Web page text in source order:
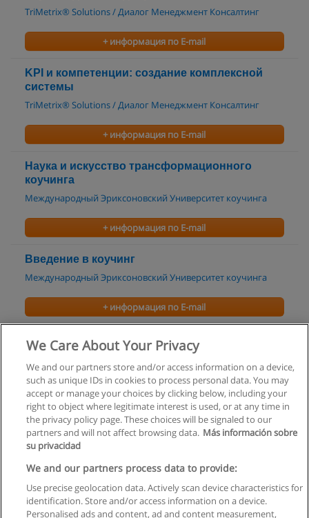
TriMetrix® Solutions / Диалог Менеджмент Консалтинг
+ информация по E-mail
KPI и компетенции: создание комплексной
системы
TriMetrix® Solutions / Диалог Менеджмент Консалтинг
+ информация по E-mail
Наука и искусство трансформационного
коучинга
Международный Эриксоновский Университет коучинга
+ информация по E-mail
Введение в коучинг
Международный Эриксоновский Университет коучинга
+ информация по E-mail
Коучинг команд
Международный Эриксоновский Университет коучинга
+ информация по E-mail
Правила пользования
Конфиденциальность информации
We Care About Your Privacy
We and our partners store and/or access information on a device,
such as unique IDs in cookies to process personal data. You may
accept or manage your choices by clicking below, including your
right to object where legitimate interest is used, or at any time in
the privacy policy page. These choices will be signaled to our
partners and will not affect browsing data. Más información sobre
su privacidad
We and our partners process data to provide:
Use precise geolocation data. Actively scan device characteristics for
identification. Store and/or access information on a device.
Personalised ads and content, ad and content measurement,